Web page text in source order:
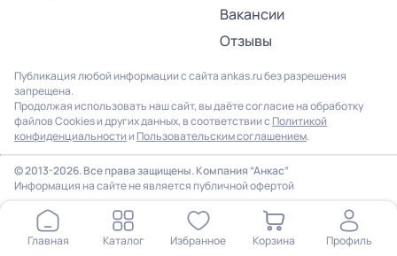
Вакансии
Отзывы
Публикация любой информации с сайта ankas.ru без разрешения
запрещена.
Продолжая использовать наш сайт, вы даёте согласие на обработку
файлов Cookies и других данных, в соответствии с Политикой
конфиденциальности и Пользовательским соглашением.
© 2013-2026. Все права защищены. Компания “Анкас”
Информация на сайте не является публичной офертой
Главная Каталог Избранное Корзина Профиль